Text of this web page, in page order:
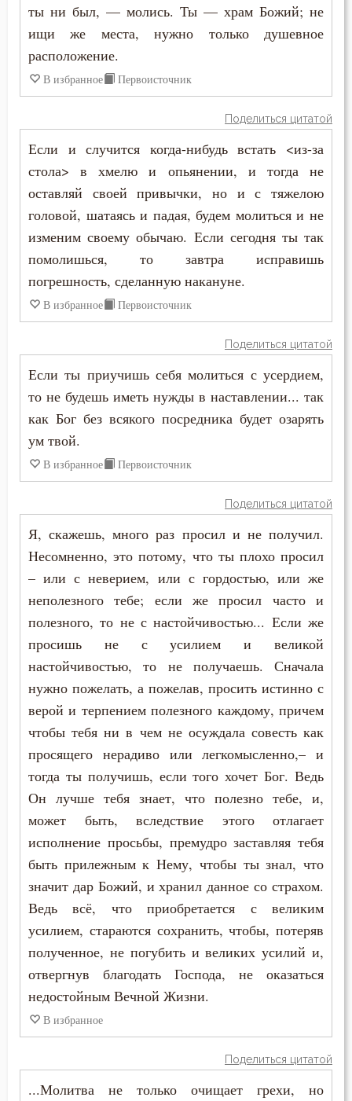
Бесплодие
Бесы
Благодать
Благоразумие
Благочестие
Ближний
Богопознание
Богородица
Богоугождение
Болезнь
Борьба
Вера
Ветхий Завет
Вечные муки
Власть
Воздаяние
Воздержание
Война
Воля
Воплощение
Воскресение
Григорий Нисский
Григорий Палама
Григорий Синаит
Димитрий Ростовский
Ерм
Зосима Палестинский
Игнатий Антиохийский
Иларион Оптинский (Пономарёв)
Илия Екдик
Иоанн Дамаскин
Иоанн Карпафский
Иоанн Кронштадтский
Иоанн Лествичник
Иосиф Оптинский (Литовкин)
Исаак Сирин Ниневийский
Исихий Иерусалимский
Каллист Ангеликуд
Киприан Карфагенский
Кирилл Иерусалимский
Лев Оптинский (Наголкин)
Макарий Великий
Макарий Оптинский (Иванов)
Максим Исповедник
ты ни был, — молись. Ты — храм Божий; не
ищи же места, нужно только душевное
расположение.
В избранное Первоисточник
Поделиться цитатой
Если и случится когда-нибудь встать <из-за
стола> в хмелю и опьянении, и тогда не
оставляй своей привычки, но и с тяжелою
головой, шатаясь и падая, будем молиться и не
изменим своему обычаю. Если сегодня ты так
помолишься, то завтра исправишь
погрешность, сделанную накануне.
В избранное Первоисточник
Поделиться цитатой
Если ты приучишь себя молиться с усердием,
то не будешь иметь нужды в наставлении... так
как Бог без всякого посредника будет озарять
ум твой.
В избранное Первоисточник
Поделиться цитатой
Я, скажешь, много раз просил и не получил.
Несомненно, это потому, что ты плохо просил
– или с неверием, или с гордостью, или же
неполезного тебе; если же просил часто и
полезного, то не с настойчивостью... Если же
просишь не с усилием и великой
настойчивостью, то не получаешь. Сначала
нужно пожелать, а пожелав, просить истинно с
верой и терпением полезного каждому, причем
чтобы тебя ни в чем не осуждала совесть как
просящего нерадиво или легкомысленно,– и
тогда ты получишь, если того хочет Бог. Ведь
Он лучше тебя знает, что полезно тебе, и,
может быть, вследствие этого отлагает
исполнение просьбы, премудро заставляя тебя
быть прилежным к Нему, чтобы ты знал, что
значит дар Божий, и хранил данное со страхом.
Ведь всё, что приобретается с великим
усилием, стараются сохранить, чтобы, потеряв
полученное, не погубить и великих усилий и,
отвергнув благодать Господа, не оказаться
недостойным Вечной Жизни.
В избранное
Поделиться цитатой
...Молитва не только очищает грехи, но